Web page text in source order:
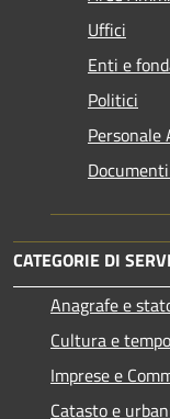
Uffici
Enti e
Politici
CATEGORIE DI
Anagrafe e
Cultura e
Imprese e
Catasto e